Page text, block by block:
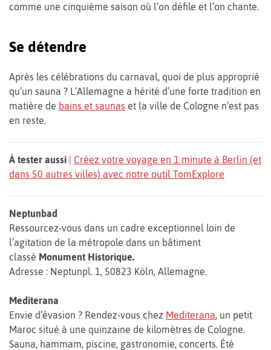
comme une cinquième saison où l’on défile et l’on chante.
Se détendre
Après les célébrations du carnaval, quoi de plus approprié
qu’un sauna ? L’Allemagne a hérité d’une forte tradition en
matière de bains et saunas et la ville de Cologne n’est pas
en reste.
À tester aussi
Créez votre voyage en 1 minute à Berlin (et
dans 50 autres villes) avec notre outil TomExplore
Neptunbad
Ressourcez-vous dans un cadre exceptionnel loin de
l’agitation de la métropole dans un bâtiment
classé Monument Historique.
Adresse : Neptunpl. 1, 50823 Köln, Allemagne.
Mediterana
Envie d’évasion ? Rendez-vous chez Mediterana, un petit
Maroc situé à une quinzaine de kilomètres de Cologne.
Sauna, hammam, piscine, gastronomie, concerts. Été